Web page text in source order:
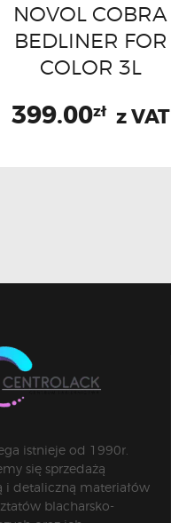
NOVOL COBRA
BEDLINER FOR
COLOR 3L
399.00zł z VAT
istnieje od 1990r.
się sprzedażą
i detaliczną materiałów
blacharsko-